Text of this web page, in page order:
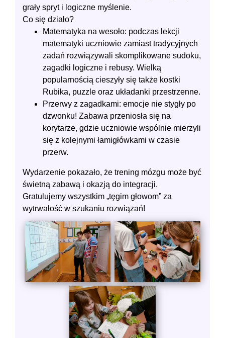
grały spryt i logiczne myślenie.
Co się działo?
Matematyka na wesoło: podczas lekcji
matematyki uczniowie zamiast tradycyjnych
zadań rozwiązywali skomplikowane sudoku,
zagadki logiczne i rebusy. Wielką
popularnością cieszyły się także kostki
Rubika, puzzle oraz układanki przestrzenne.
Przerwy z zagadkami: emocje nie stygły po
dzwonku! Zabawa przeniosła się na
korytarze, gdzie uczniowie wspólnie mierzyli
się z kolejnymi łamigłówkami w czasie
przerw.
Wydarzenie pokazało, że trening mózgu może być
świetną zabawą i okazją do integracji.
Gratulujemy wszystkim „tęgim głowom” za
wytrwałość w szukaniu rozwiązań!